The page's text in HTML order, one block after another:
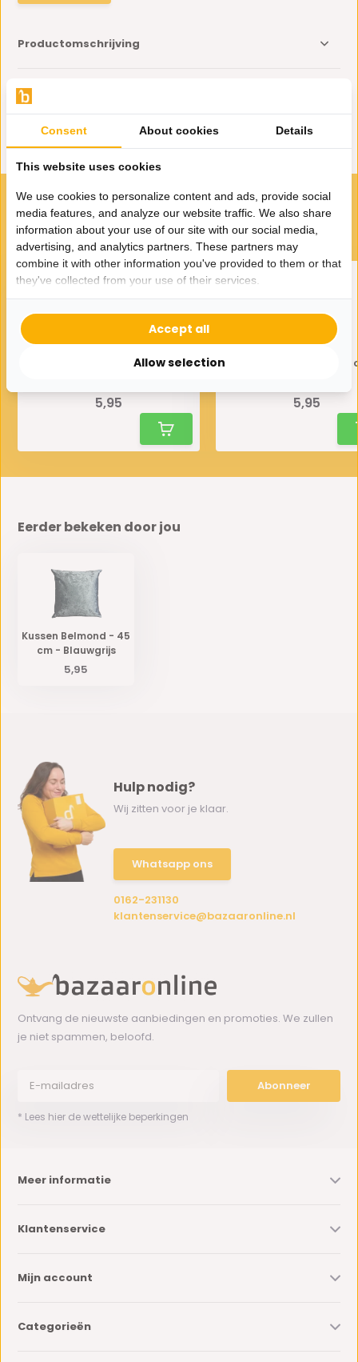
Productomschrijving
Specificaties
VOOR JOU GESELECTEERD
Gerelateerde producten
Kussen Belmond - 45 cm -
5,95
Kussen Belmond - 45
5,95
Eerder bekeken door jou
Kussen Belmond - 45
cm - Blauwgrijs
5,95
Hulp nodig?
Wij zitten voor je klaar.
Whatsapp ons
0162-231130
klantenservice@bazaaronline.nl
Ontvang de nieuwste aanbiedingen en promoties. We zullen
je niet spammen, beloofd.
Abonneer
* Lees hier de wettelijke beperkingen
Meer informatie
Klantenservice
Mijn account
Categorieën
Consent About cookies Details
This website uses cookies
We use cookies to personalize content and ads, provide social
media features, and analyze our website traffic. We also share
information about your use of our site with our social media,
advertising, and analytics partners. These partners may
combine it with other information you've provided to them or that
they've collected from your use of their services.
Allow selection
Accept all